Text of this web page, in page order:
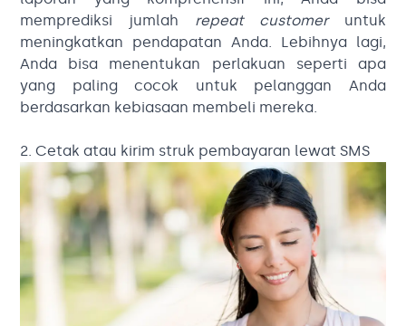
memprediksi jumlah repeat customer untuk
meningkatkan pendapatan Anda. Lebihnya lagi,
Anda bisa menentukan perlakuan seperti apa
yang paling cocok untuk pelanggan Anda
berdasarkan kebiasaan membeli mereka.
2. Cetak atau kirim struk pembayaran lewat SMS